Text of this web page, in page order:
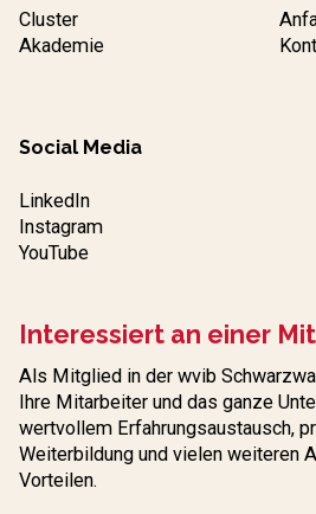
Cluster
Akademie
Social Media
LinkedIn
Instagram
YouTube
Interessiert an einer
Als Mitglied in der wvib
Ihre Mitarbeiter und das ganze
wertvollem Erfahrungs­austausch,
Weiterbildung und vielen weiteren
Vorteilen.